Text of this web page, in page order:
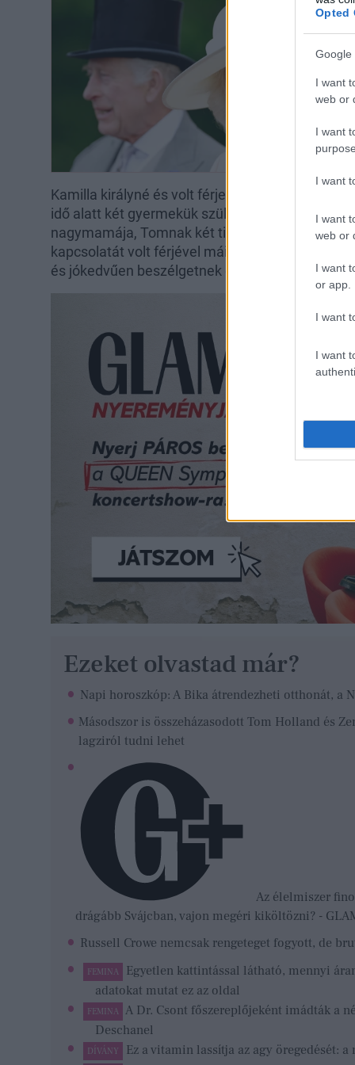
Opted
Google
I want
web or
I want
I want
I want
web or
I want
or app.
I want
I want
Kamilla királyné és volt férje, Andrew Parker-
idő alatt két gyermekük született, Tom és
nagymamája, Tomnak két tinédzser gyermeke
kapcsolatát volt férjével máig megőrizte, olykor
és jókedvűen beszélgetnek egymással.
Ezeket olvastad már?
Napi horoszkóp: A Bika átrendezheti otthonát, a
Másodszor is összeházasodott Tom Holland és
lagziról tudni lehet
Az élelmiszer
drágább Svájcban, vajon megéri kiköltözni? -
Russell Crowe nemcsak rengeteget fogyott, de
FEMINA
Egyetlen kattintással látható, mennyi
adatokat mutat ez az oldal
FEMINA A Dr. Csont főszereplőjeként imádták a
Deschanel
DÍVÁNY
Ez a vitamin lassítja az agy öregedését: